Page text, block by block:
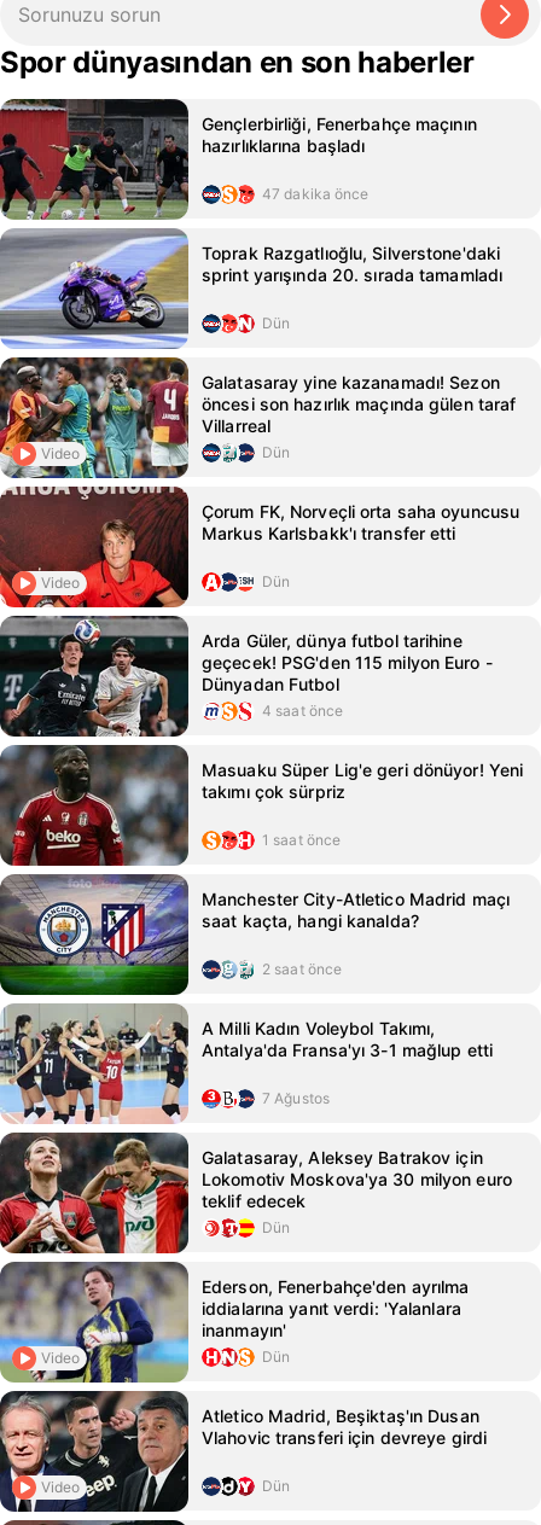
Spor dünyasından en son haberler
Gençlerbirliği, Fenerbahçe maçının
hazırlıklarına başladı
47 dakika önce
Toprak Razgatlıoğlu, Silverstone'daki
sprint yarışında 20. sırada tamamladı
Dün
Video
Galatasaray yine kazanamadı! Sezon
öncesi son hazırlık maçında gülen taraf
Villarreal
Dün
Video
Çorum FK, Norveçli orta saha oyuncusu
Markus Karlsbakk'ı transfer etti
Dün
Arda Güler, dünya futbol tarihine
geçecek! PSG'den 115 milyon Euro -
Dünyadan Futbol
4 saat önce
Masuaku Süper Lig'e geri dönüyor! Yeni
takımı çok sürpriz
1 saat önce
Manchester City-Atletico Madrid maçı
saat kaçta, hangi kanalda?
2 saat önce
A Milli Kadın Voleybol Takımı,
Antalya'da Fransa'yı 3-1 mağlup etti
7 Ağustos
Galatasaray, Aleksey Batrakov için
Lokomotiv Moskova'ya 30 milyon euro
teklif edecek
Dün
Video
Ederson, Fenerbahçe'den ayrılma
iddialarına yanıt verdi: 'Yalanlara
inanmayın'
Dün
Video
Atletico Madrid, Beşiktaş'ın Dusan
Vlahovic transferi için devreye girdi
Dün